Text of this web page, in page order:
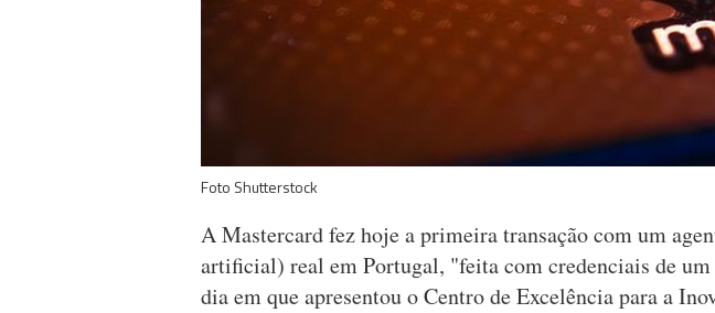
Foto Shutterstock
A Mastercard fez hoje a primeira transação com um
artificial) real em Portugal, "feita com credenciais de
dia em que apresentou o Centro de Excelência para a